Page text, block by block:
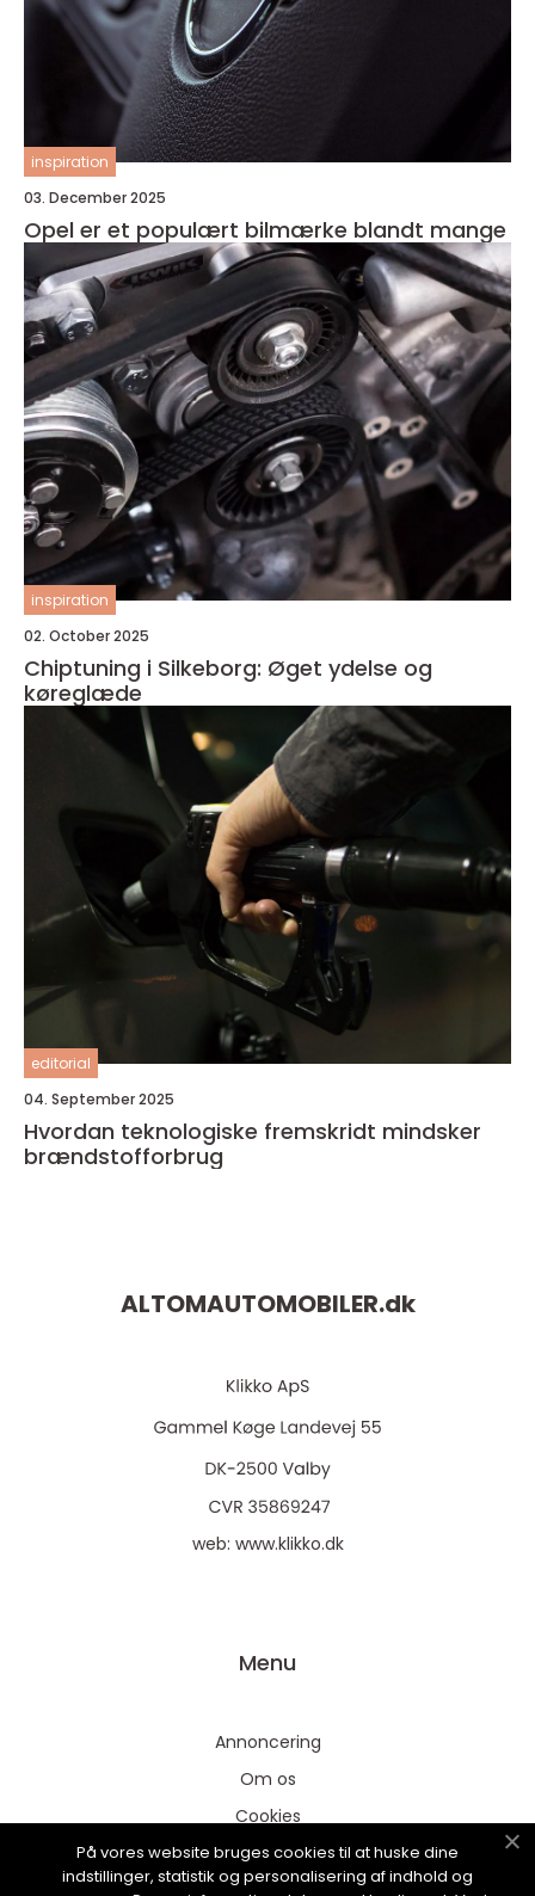
inspiration
03. December 2025
Opel er et populært bilmærke blandt mange
inspiration
02. October 2025
Chiptuning i Silkeborg: Øget ydelse og
køreglæde
editorial
04. September 2025
Hvordan teknologiske fremskridt mindsker
brændstofforbrug
ALTOMAUTOMOBILER.dk
web: www.klikko.dk
Menu
Annoncering
Om os
Cookies
Kontakt os
Sitemap
På vores website bruges cookies til at huske dine
indstillinger, statistik og personalisering af indhold og